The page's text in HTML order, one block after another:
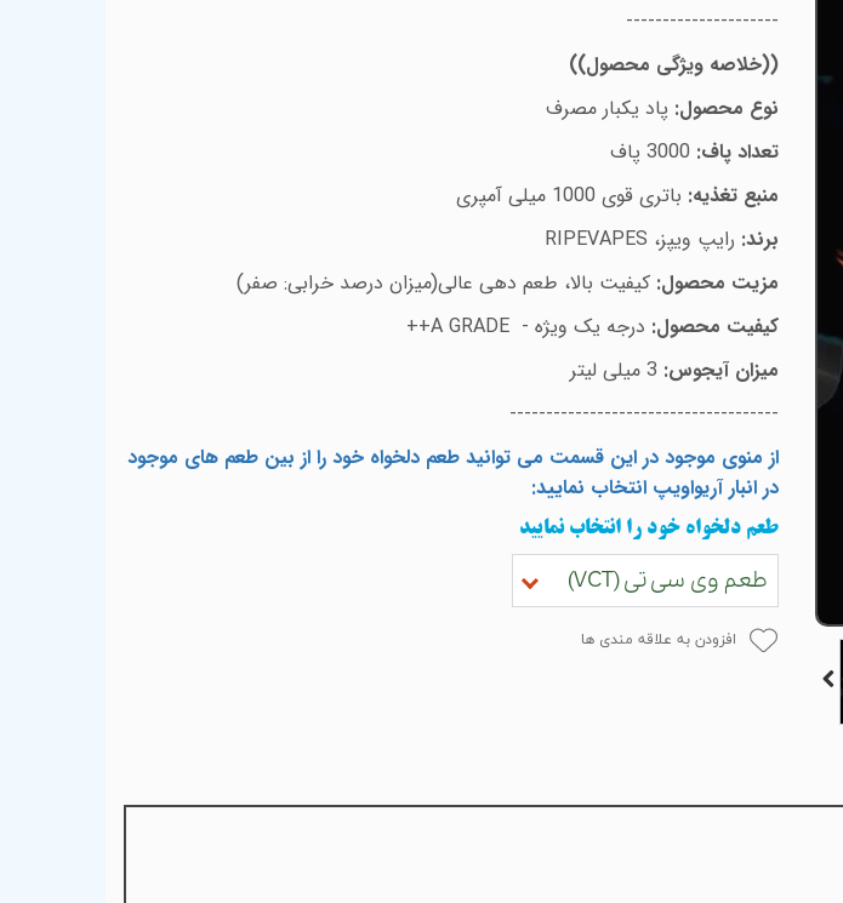
---------------------
))خلاصه ویژگی محصول((
نوع محصول: پاد یکبار مصرف
تعداد پاف:
منبع تغذیه: باتری قوی 1000 میلی آمپری
برند: رایپ ویپز، RIPEVAPES
مزیت محصول: کیفیت بالا، طعم دهی عالی(میزان درصد خرابی: صفر)
کیفیت محصول: درجه یک ویژه - A GRADE
++
میزان آیجوس:
-------------------------------------
از منوی موجود در این قسمت می توانید طعم دلخواه خود را از بین طعم های موجود
در انبار آریواویپ انتخاب نمایید:
طعم دلخواه خود را انتخاب نمایید
طعم وی سی تی (VCT)
افزودن به علاقه مندی ها